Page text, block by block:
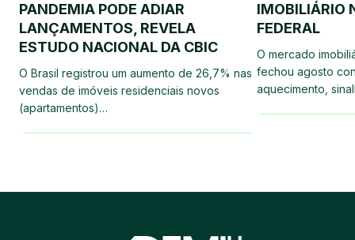
PANDEMIA PODE ADIAR
LANÇAMENTOS, REVELA
ESTUDO NACIONAL DA CBIC
O Brasil registrou um aumento de 26,7% nas
vendas de imóveis residenciais novos
(apartamentos)…
IMOBILIÁRIO
FEDERAL
O mercado
fechou agosto
aquecimento,